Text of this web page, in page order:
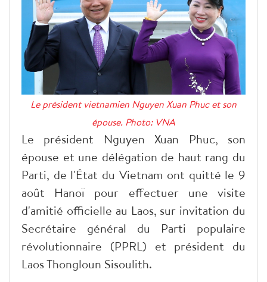
Le président vietnamien Nguyen Xuan Phuc et son
épouse. Photo: VNA
Le président Nguyen Xuan Phuc, son
épouse et une délégation de haut rang du
Parti, de l'État du Vietnam ont quitté le 9
août Hanoï pour effectuer une visite
d'amitié officielle au Laos, sur invitation du
Secrétaire général du Parti populaire
révolutionnaire (PPRL) et président du
Laos Thongloun Sisoulith.